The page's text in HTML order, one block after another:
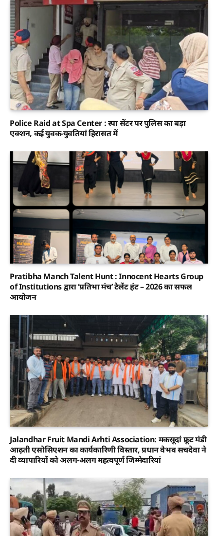
Police Raid at Spa Center : स्पा सेंटर पर पुलिस का बड़ा
एक्शन, कई युवक-युवतियां हिरासत में
Pratibha Manch Talent Hunt : Innocent Hearts Group
of Institutions द्वारा ‘प्रतिभा मंच’ टैलेंट हंट – 2026 का सफल
आयोजन
Jalandhar Fruit Mandi Arhti Association: मकसूदां फ्रूट मंडी
आढ़ती एसोसिएशन का कार्यकारिणी विस्तार, प्रधान वैभव सचदेवा ने
दी व्यापारियों को अलग-अलग महत्वपूर्ण जिम्मेदारियां